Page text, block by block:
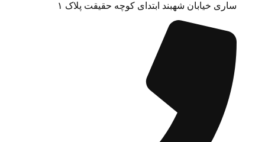
ساری خیابان شهبند ابتدای کوچه حقیقت پلاک ۱